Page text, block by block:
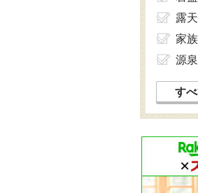
露
家
源
す